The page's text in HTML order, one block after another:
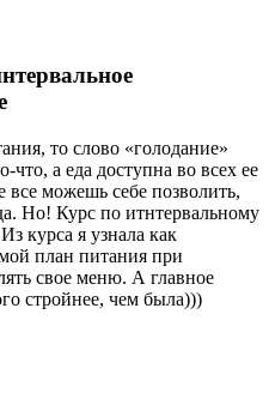
то слово «голодание»
а еда доступна во всех ее
все можешь себе позволить,
Но! Курс по итнтервальному
курса я узнала как
план питания при
свое меню. А главное
стройнее, чем была)))